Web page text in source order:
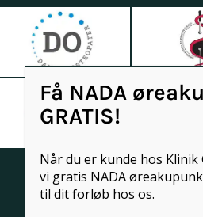
Få NADA
GRATIS!
Når du er kunde hos
vi gratis NADA
til dit forløb hos os.